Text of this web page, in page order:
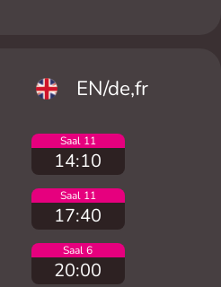
EN/de,fr
Saal 11
14:10
Saal 11
17:40
Saal 6
20:00